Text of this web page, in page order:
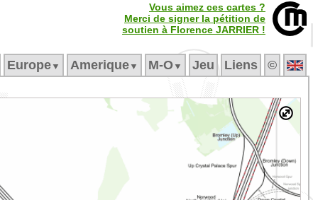
Vous aimez ces cartes ?
Merci de signer la pétition de
soutien à Florence JARRIER !
Europe ▼ Amerique ▼ M‑O ▼ Jeu Liens ©